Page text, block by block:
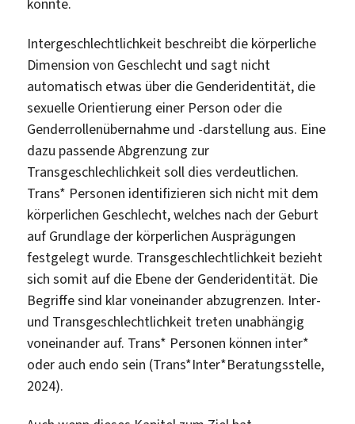
könnte.
Intergeschlechtlichkeit beschreibt die körperliche
Dimension von Geschlecht und sagt nicht
automatisch etwas über die Genderidentität, die
sexuelle Orientierung einer Person oder die
Genderrollenübernahme und -darstellung aus. Eine
dazu passende Abgrenzung zur
Transgeschlechlichkeit soll dies verdeutlichen.
Trans* Personen identifizieren sich nicht mit dem
körperlichen Geschlecht, welches nach der Geburt
auf Grundlage der körperlichen Ausprägungen
festgelegt wurde. Transgeschlechtlichkeit bezieht
sich somit auf die Ebene der Genderidentität. Die
Begriffe sind klar voneinander abzugrenzen. Inter-
und Transgeschlechtlichkeit treten unabhängig
voneinander auf. Trans* Personen können inter*
oder auch endo sein (Trans*Inter*Beratungsstelle,
2024).